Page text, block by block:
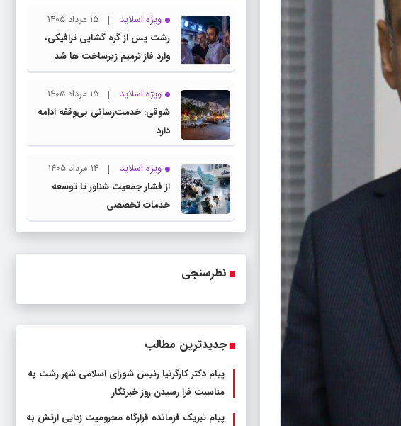
ویژه اسلاید
15 مرداد 1405
رشت پس از گره گشایی ترافیکی،
وارد فاز ترمیم زیرساخت ها شد
ویژه اسلاید
15 مرداد 1405
شوقی: خدمت‌رسانی بی‌وقفه ادامه
دارد
ویژه اسلاید
14 مرداد 1405
از فشار جمعیت شناور تا توسعه
خدمات تخصصی
نظرسنجی
جدیدترین مطالب
پیام دکتر کارگرنیا رئیس شورای اسلامی شهر رشت به
مناسبت فرا رسیدن روز خبرنگار
پیام تبریک فرمانده قرارگاه محرومیت‌ زدایی ارتش به